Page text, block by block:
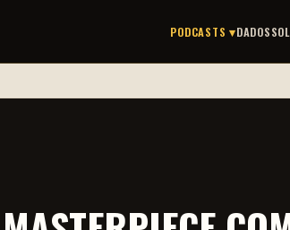
PODCASTS ▾DADOS